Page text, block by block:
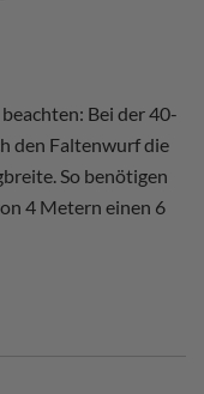
Bei der 40-
den Faltenwurf die
So benötigen
4 Metern einen 6